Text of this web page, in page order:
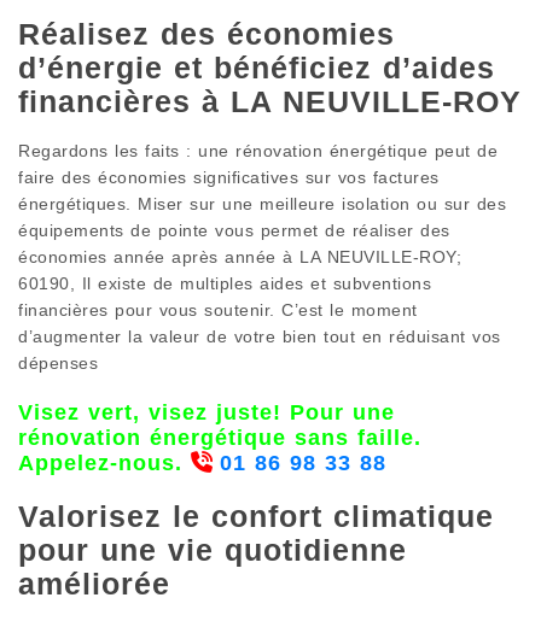
Réalisez des économies
d’énergie et bénéficiez d’aides
financières à LA NEUVILLE-ROY
Regardons les faits : une rénovation énergétique peut de
faire des économies significatives sur vos factures
énergétiques. Miser sur une meilleure isolation ou sur des
équipements de pointe vous permet de réaliser des
économies année après année à LA NEUVILLE-ROY;
60190, Il existe de multiples aides et subventions
financières pour vous soutenir. C’est le moment
d’augmenter la valeur de votre bien tout en réduisant vos
dépenses
Visez vert, visez juste! Pour une
rénovation énergétique sans faille.
Appelez-nous.
01 86 98 33 88
Valorisez le confort climatique
pour une vie quotidienne
améliorée